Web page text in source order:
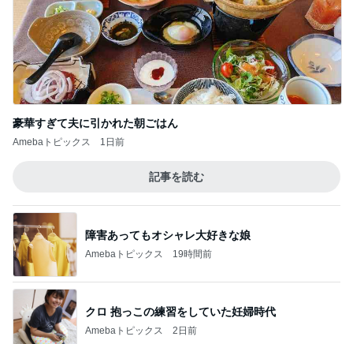
豪華すぎて夫に引かれた朝ごはん
Amebaトピックス 1日前
記事を読む
障害あってもオシャレ大好きな娘
Amebaトピックス 19時間前
クロ 抱っこの練習をしていた妊婦時代
Amebaトピックス 2日前